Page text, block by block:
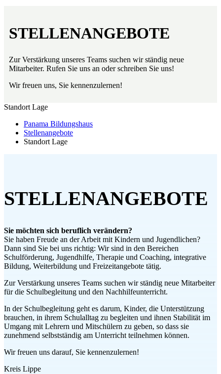
STELLENANGEBOTE
Zur Verstärkung unseres Teams suchen wir ständig neue
Mitarbeiter. Rufen Sie uns an oder schreiben Sie uns!
Wir freuen uns, Sie kennenzulernen!
Standort Lage
Panama Bildungshaus
Stellenangebote
Standort Lage
STELLENANGEBOTE
Sie möchten sich beruflich verändern?
Sie haben Freude an der Arbeit mit Kindern und Jugendlichen?
Dann sind Sie bei uns richtig: Wir sind in den Bereichen
Schulförderung, Jugendhilfe, Therapie und Coaching, integrative
Bildung, Weiterbildung und Freizeitangebote tätig.
Zur Verstärkung unseres Teams suchen wir ständig neue Mitarbeiter
für die Schulbegleitung und den Nachhilfeunterricht.
In der Schulbegleitung geht es darum, Kinder, die Unterstützung
brauchen, in ihrem Schulalltag zu begleiten und ihnen Stabilität im
Umgang mit Lehrern und Mitschülern zu geben, so dass sie
zunehmend selbstständig am Unterricht teilnehmen können.
Wir freuen uns darauf, Sie kennenzulernen!
Kreis Lippe